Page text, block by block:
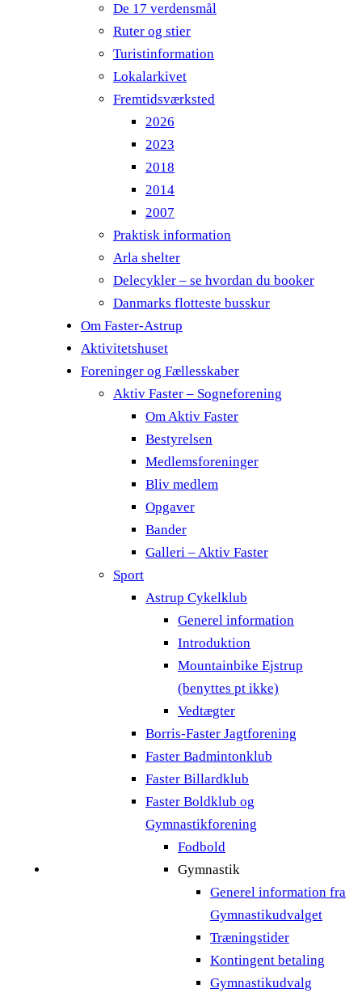
De 17 verdensmål
Ruter og stier
Turistinformation
Lokalarkivet
Fremtidsværksted
2026
2023
2018
2014
2007
Praktisk information
Arla shelter
Delecykler – se hvordan du booker
Danmarks flotteste busskur
Om Faster-Astrup
Aktivitetshuset
Foreninger og Fællesskaber
Aktiv Faster – Sogneforening
Om Aktiv Faster
Bestyrelsen
Medlemsforeninger
Bliv medlem
Opgaver
Bander
Galleri – Aktiv Faster
Sport
Astrup Cykelklub
Generel information
Introduktion
Mountainbike Ejstrup
(benyttes pt ikke)
Vedtægter
Borris-Faster Jagtforening
Faster Badmintonklub
Faster Billardklub
Faster Boldklub og
Gymnastikforening
Fodbold
Gymnastik
Generel information fra
Gymnastikudvalget
Træningstider
Kontingent betaling
Gymnastikudvalg